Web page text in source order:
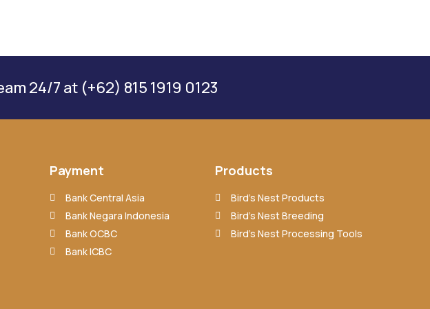
24/7 at (+62) 815 1919 0123
Payment
Bank Central Asia
Bank Negara Indonesia
Bank OCBC
Bank ICBC
Products
Bird’s Nest Products
Bird’s Nest Breeding
Bird’s Nest Processing Tools